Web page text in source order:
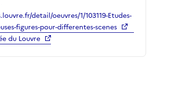
detail/oeuvres/1/103119-Etudes-
figures-pour-differentes-scenes
du Louvre